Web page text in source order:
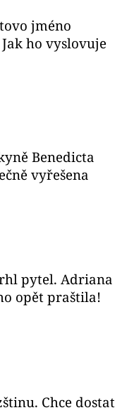
jméno
ho vyslovuje
Benedicta
vyřešena
pytel. Adriana
opět praštila!
Chce dostat